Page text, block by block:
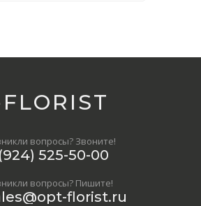
FLORIST
вопросы? Звоните!
525-50-00
вопросы? Пишите!
florist.ru